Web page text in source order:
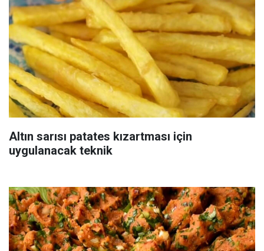
Altın sarısı patates kızartması için
uygulanacak teknik